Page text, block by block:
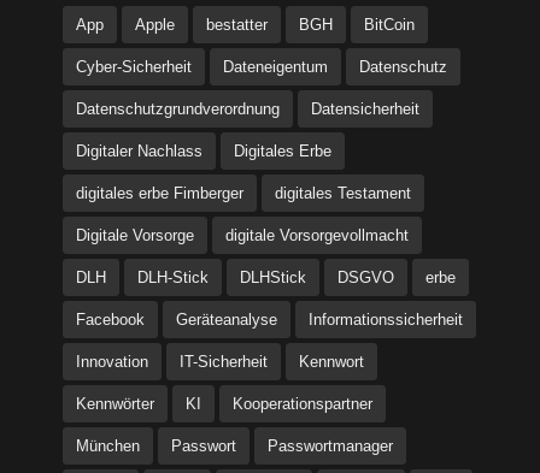
App Apple bestatter BGH BitCoin
Cyber-Sicherheit Dateneigentum Datenschutz
Datenschutzgrundverordnung Datensicherheit
Digitaler Nachlass Digitales Erbe
digitales erbe Fimberger digitales Testament
Digitale Vorsorge digitale Vorsorgevollmacht
DLH DLH-Stick DLHStick DSGVO erbe
Facebook Geräteanalyse Informationssicherheit
Innovation IT-Sicherheit Kennwort
Kennwörter KI Kooperationspartner
München Passwort Passwortmanager